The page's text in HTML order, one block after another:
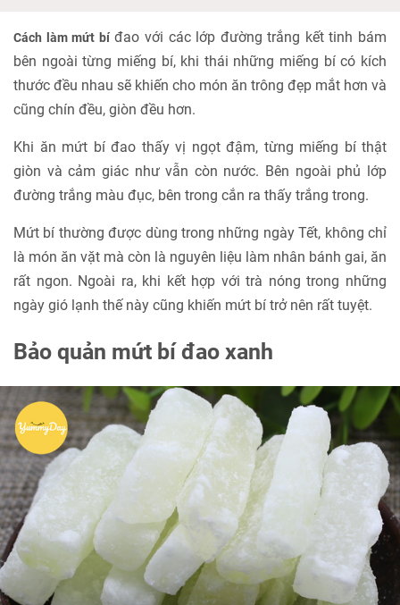
Cách làm mứt bíđao với các lớp đường trắng kết tinh bám
bên ngoài từng miếng bí, khi thái những miếng bí có kích
thước đều nhau sẽ khiến cho món ăn trông đẹp mắt hơn và
cũng chín đều, giòn đều hơn.
Khi ăn mứt bí đao thấy vị ngọt đậm, từng miếng bí thật
giòn và cảm giác như vẫn còn nước. Bên ngoài phủ lớp
đường trắng màu đục, bên trong cắn ra thấy trắng trong.
Mứt bí thường được dùng trong những ngày Tết, không chỉ
là món ăn vặt mà còn là nguyên liệu làm nhân bánh gai, ăn
rất ngon. Ngoài ra, khi kết hợp với trà nóng trong những
ngày gió lạnh thế này cũng khiến mứt bí trở nên rất tuyệt.
Bảo quản mứt bí đao xanh